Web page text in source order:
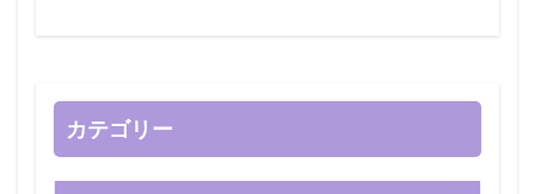
カテゴリー